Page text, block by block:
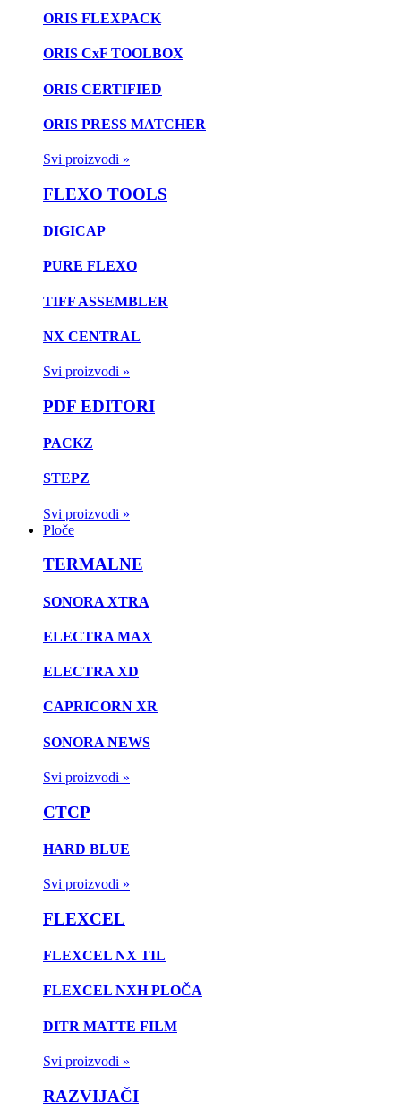
ORIS FLEXPACK
ORIS CxF TOOLBOX
ORIS CERTIFIED
ORIS PRESS MATCHER
Svi proizvodi »
FLEXO TOOLS
DIGICAP
PURE FLEXO
TIFF ASSEMBLER
NX CENTRAL
Svi proizvodi »
PDF EDITORI
PACKZ
STEPZ
Svi proizvodi »
Ploče
TERMALNE
SONORA XTRA
ELECTRA MAX
ELECTRA XD
CAPRICORN XR
SONORA NEWS
Svi proizvodi »
CTCP
HARD BLUE
Svi proizvodi »
FLEXCEL
FLEXCEL NX TIL
FLEXCEL NXH PLOČA
DITR MATTE FILM
Svi proizvodi »
RAZVIJAČI